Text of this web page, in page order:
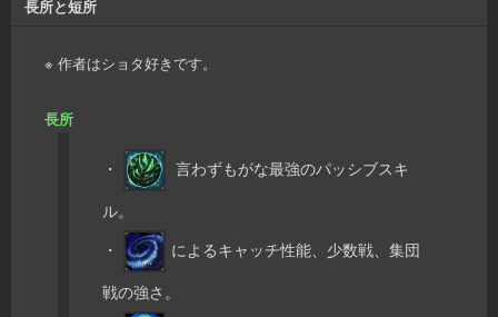
長所と短所
※ 作者はショタ好きです。
長所
・
言わずもがな最強のパッシブスキ
ル。
・
によるキャッチ性能、少数戦、集団
戦の強さ。